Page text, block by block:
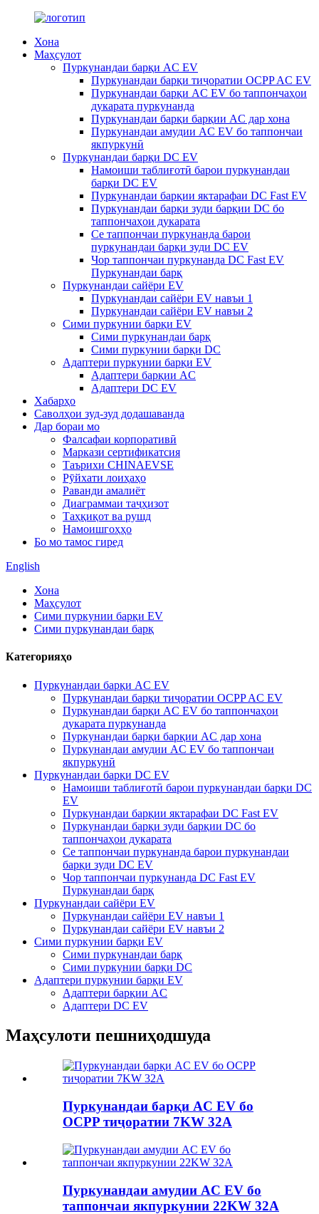
Хона
Маҳсулот
Пуркунандаи барқи AC EV
Пуркунандаи барқи тиҷоратии OCPP AC EV
Пуркунандаи барқи AC EV бо таппончаҳои
дукарата пуркунанда
Пуркунандаи барқи барқии AC дар хона
Пуркунандаи амудии AC EV бо таппончаи
якпуркунӣ
Пуркунандаи барқи DC EV
Намоиши таблиғотӣ барои пуркунандаи
барқи DC EV
Пуркунандаи барқии яктарафаи DC Fast EV
Пуркунандаи барқи зуди барқии DC бо
таппончаҳои дукарата
Се таппончаи пуркунанда барои
пуркунандаи барқи зуди DC EV
Чор таппончаи пуркунанда DC Fast EV
Пуркунандаи барқ
Пуркунандаи сайёри EV
Пуркунандаи сайёри EV навъи 1
Пуркунандаи сайёри EV навъи 2
Сими пуркунии барқи EV
Сими пуркунандаи барқ
Сими пуркунии барқи DC
Адаптери пуркунии барқи EV
Адаптери барқии AC
Адаптери DC EV
Хабарҳо
Саволҳои зуд-зуд додашаванда
Дар бораи мо
Фалсафаи корпоративӣ
Маркази сертификатсия
Таърихи CHINAEVSE
Рӯйхати лоиҳаҳо
Раванди амалиёт
Диаграммаи таҷҳизот
Таҳқиқот ва рушд
Намоишгоҳҳо
Бо мо тамос гиред
English
Хона
Маҳсулот
Сими пуркунии барқи EV
Сими пуркунандаи барқ
Категорияҳо
Пуркунандаи барқи AC EV
Пуркунандаи барқи тиҷоратии OCPP AC EV
Пуркунандаи барқи AC EV бо таппончаҳои
дукарата пуркунанда
Пуркунандаи барқи барқии AC дар хона
Пуркунандаи амудии AC EV бо таппончаи
якпуркунӣ
Пуркунандаи барқи DC EV
Намоиши таблиғотӣ барои пуркунандаи барқи DC
EV
Пуркунандаи барқии яктарафаи DC Fast EV
Пуркунандаи барқи зуди барқии DC бо
таппончаҳои дукарата
Се таппончаи пуркунанда барои пуркунандаи
барқи зуди DC EV
Чор таппончаи пуркунанда DC Fast EV
Пуркунандаи барқ
Пуркунандаи сайёри EV
Пуркунандаи сайёри EV навъи 1
Пуркунандаи сайёри EV навъи 2
Сими пуркунии барқи EV
Сими пуркунандаи барқ
Сими пуркунии барқи DC
Адаптери пуркунии барқи EV
Адаптери барқии AC
Адаптери DC EV
Маҳсулоти пешниҳодшуда
Пуркунандаи барқи AC EV бо
OCPP тиҷоратии 7KW 32A
Пуркунандаи амудии AC EV бо
таппончаи якпуркунии 22KW 32A